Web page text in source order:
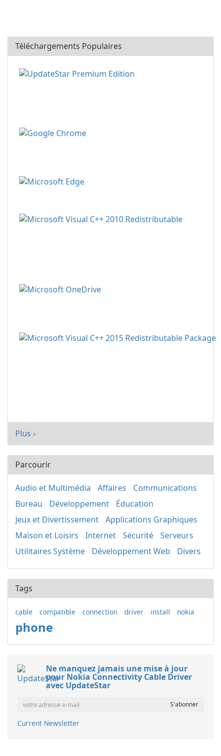
Téléchargements Populaires
Plus ›
Parcourir
Audio et Multimédia Affaires
Communications
Bureau
Développement
Éducation
Jeux et Divertissement
Applications Graphiques
Maison et Loisirs
Internet Sécurité
Serveurs
Utilitaires Système
Développement Web Divers
Tags
cable compatible connection driver install nokia
phone
Ne manquez jamais une mise à jour
pour Nokia Connectivity Cable Driver
avec UpdateStar
Current Newsletter